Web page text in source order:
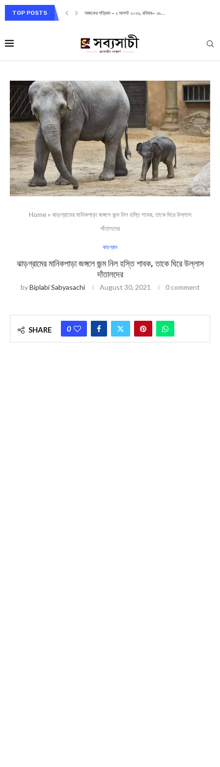
TOP POSTS আজকের পত্রিকা – ২ আগস্ট ২০২৬, রবিবার– ১৬...
Home» ঝাড়গ্রামের মানিকপাড়া জঙ্গলে জন্ম নিল হস্তি শাবক, তাকে ঘিরে উল্লাস
দাঁতালদের
ঝাড়গ্রাম
ঝাড়গ্রামের মানিকপাড়া জঙ্গলে জন্ম নিল হস্তি শাবক, তাকে ঘিরে উল্লাস
দাঁতালদের
byBiplabi Sabyasachi August 30, 2021 0 comment
SHARE 0